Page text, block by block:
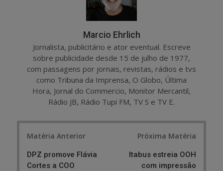
Marcio Ehrlich
Jornalista, publicitário e ator eventual. Escreve
sobre publicidade desde 15 de julho de 1977,
com passagens por jornais, revistas, rádios e tvs
como Tribuna da Imprensa, O Globo, Última
Hora, Jornal do Commercio, Monitor Mercantil,
Rádio JB, Rádio Tupi FM, TV S e TV E.
Matéria Anterior
DPZ promove Flávia
Cortes a COO
Próxima Matéria
Itabus estreia OOH
com impressão